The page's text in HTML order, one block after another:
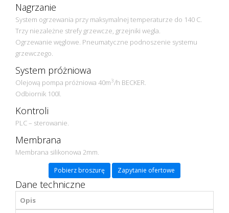
Nagrzanie
System ogrzewania przy maksymalnej temperaturze do 140 C.
Trzy niezależne strefy grzewcze, grzejniki wegla.
Ogrzewanie węglowe. Pneumatyczne podnoszenie systemu
grzewczego.
System próżniowa
Olejową pompa próżniowa 40m3/h BECKER.
Odbiornik 100l.
Kontroli
PLC – sterowanie.
Membrana
Membrana silikonowa 2mm.
Pobierz broszurę Zapytanie ofertowe
Dane techniczne
Opis